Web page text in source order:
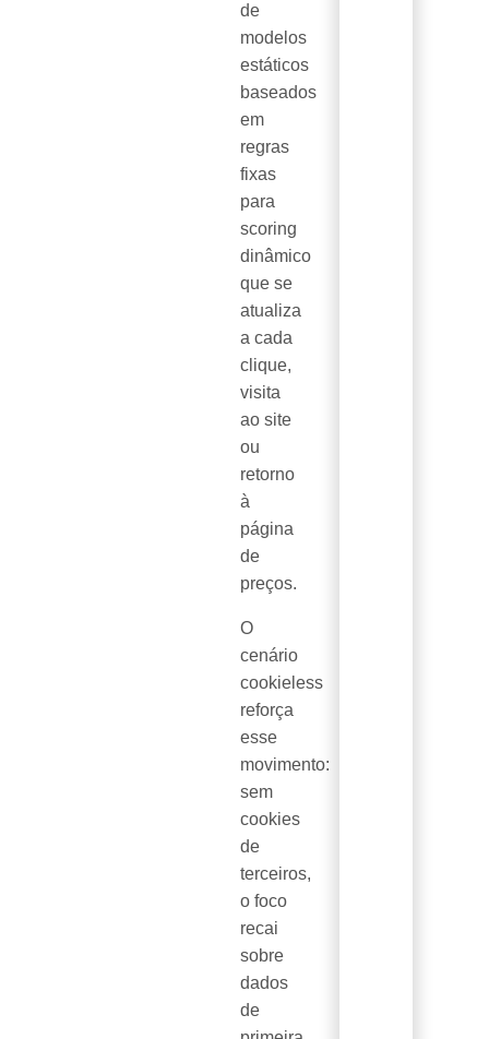
de
modelos
estáticos
baseados
em
regras
fixas
para
scoring
dinâmico
que se
atualiza
a cada
clique,
visita
ao site
ou
retorno
à
página
de
preços.
O
cenário
cookieless
reforça
esse
movimento:
sem
cookies
de
terceiros,
o foco
recai
sobre
dados
de